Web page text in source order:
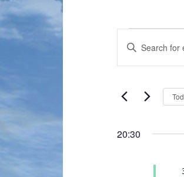
Events
Search
and
Views
Enter
Keyword.
Search
Events
20:30